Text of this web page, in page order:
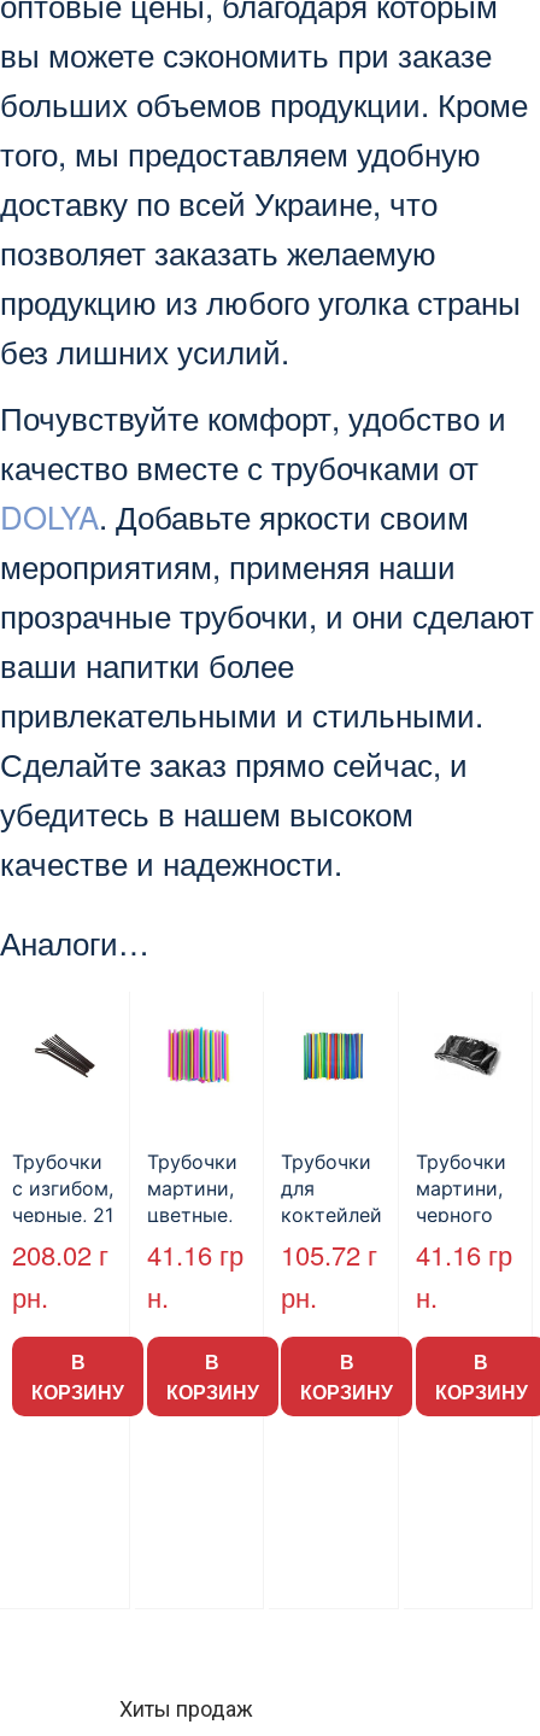
вы можете сэкономить при заказе
больших объемов продукции. Кроме
того, мы предоставляем удобную
доставку по всей Украине, что
позволяет заказать желаемую
продукцию из любого уголка страны
без лишних усилий.
Почувствуйте комфорт, удобство и
качество вместе с трубочками от
DOLYA. Добавьте яркости своим
мероприятиям, применяя наши
прозрачные трубочки, и они сделают
ваши напитки более
привлекательными и стильными.
Сделайте заказ прямо сейчас, и
убедитесь в нашем высоком
качестве и надежности.
Аналоги…
Трубочки
с изгибом,
черные, 21
см, 1000
шт./уп.
208.02 г
рн.
В
КОРЗИНУ
Трубочки
мартини,
цветные,
12,5 см,
200 шт./
уп.
41.16 гр
н.
В
КОРЗИНУ
Трубочки
для
коктейлей
, цветные,
21 см, 500
шт./уп.
105.72 г
рн.
В
КОРЗИНУ
Трубочки
мартини,
черного
цвета, 12,5
см, 200
шт./уп.
41.16 гр
н.
В
КОРЗИНУ
Хиты продаж